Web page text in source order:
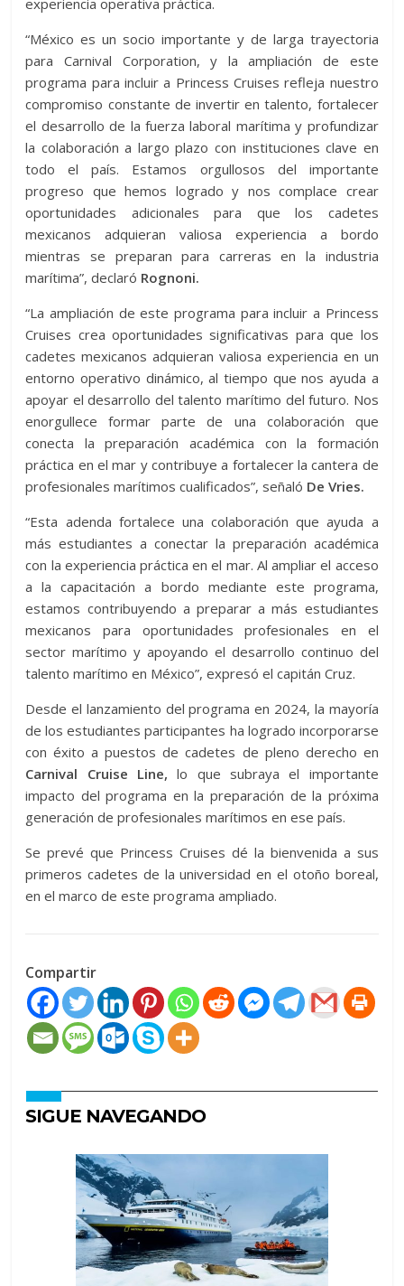
experiencia operativa práctica.
“México es un socio importante y de larga trayectoria
para Carnival Corporation, y la ampliación de este
programa para incluir a Princess Cruises refleja nuestro
compromiso constante de invertir en talento, fortalecer
el desarrollo de la fuerza laboral marítima y profundizar
la colaboración a largo plazo con instituciones clave en
todo el país. Estamos orgullosos del importante
progreso que hemos logrado y nos complace crear
oportunidades adicionales para que los cadetes
mexicanos adquieran valiosa experiencia a bordo
mientras se preparan para carreras en la industria
marítima”, declaró Rognoni.
“La ampliación de este programa para incluir a Princess
Cruises crea oportunidades significativas para que los
cadetes mexicanos adquieran valiosa experiencia en un
entorno operativo dinámico, al tiempo que nos ayuda a
apoyar el desarrollo del talento marítimo del futuro. Nos
enorgullece formar parte de una colaboración que
conecta la preparación académica con la formación
práctica en el mar y contribuye a fortalecer la cantera de
profesionales marítimos cualificados”, señaló De Vries.
“Esta adenda fortalece una colaboración que ayuda a
más estudiantes a conectar la preparación académica
con la experiencia práctica en el mar. Al ampliar el acceso
a la capacitación a bordo mediante este programa,
estamos contribuyendo a preparar a más estudiantes
mexicanos para oportunidades profesionales en el
sector marítimo y apoyando el desarrollo continuo del
talento marítimo en México”, expresó el capitán Cruz.
Desde el lanzamiento del programa en 2024, la mayoría
de los estudiantes participantes ha logrado incorporarse
con éxito a puestos de cadetes de pleno derecho en
Carnival Cruise Line, lo que subraya el importante
impacto del programa en la preparación de la próxima
generación de profesionales marítimos en ese país.
Se prevé que Princess Cruises dé la bienvenida a sus
primeros cadetes de la universidad en el otoño boreal,
en el marco de este programa ampliado.
Compartir
SIGUE NAVEGANDO